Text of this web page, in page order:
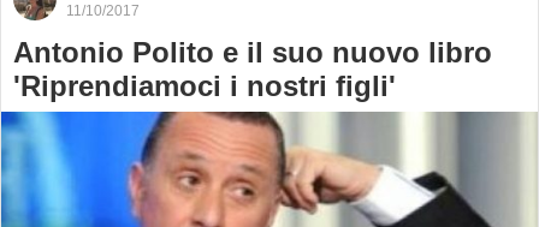
11/10/2017
Antonio Polito e il suo nuovo libro
'Riprendiamoci i nostri figli'